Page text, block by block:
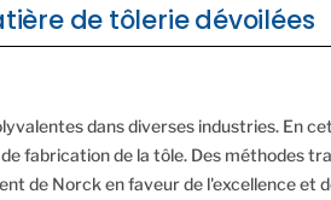
de tôlerie dévoilées
dans diverses industries. En
fabrication de la tôle. Des méthodes
de Norck en faveur de l'excellence et